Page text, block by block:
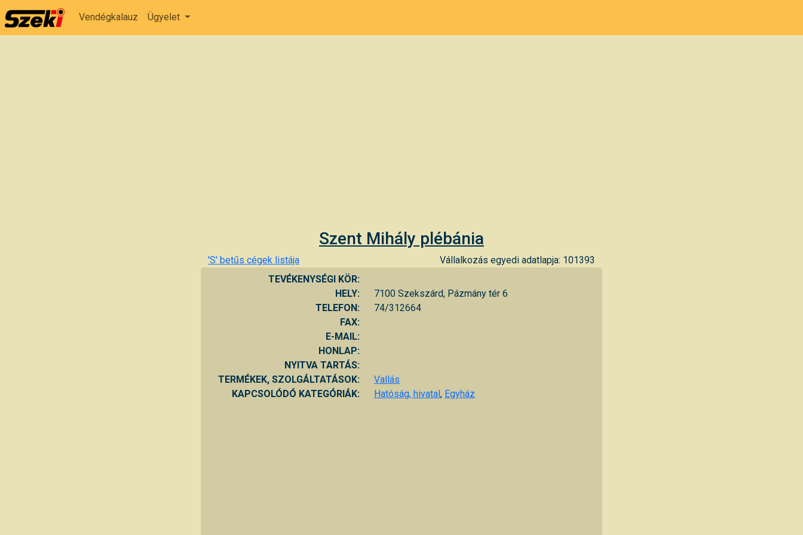
Vendégkalauz Ügyelet
Szent Mihály plébánia
'S' betűs cégek listája
Vállalkozás egyedi adatlapja: 101393
TEVÉKENYSÉGI KÖR:
HELY:
7100 Szekszárd, Pázmány tér 6
TELEFON:
74/312664
FAX:
E-MAIL:
HONLAP:
NYITVA TARTÁS:
TERMÉKEK, SZOLGÁLTATÁSOK:
Vallás
KAPCSOLÓDÓ KATEGÓRIÁK:
Hatóság, hivatal, Egyház